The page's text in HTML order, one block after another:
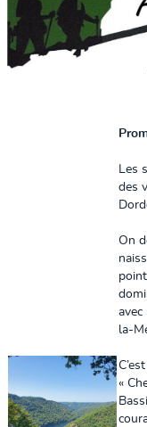
Les
des
On
avec
la-
«